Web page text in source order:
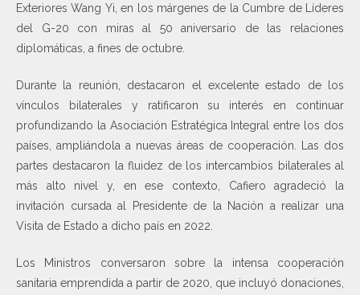
Exteriores Wang Yi, en los márgenes de la Cumbre de Líderes
del G-20 con miras al 50 aniversario de las relaciones
diplomáticas, a fines de octubre.
Durante la reunión, destacaron el excelente estado de los
vínculos bilaterales y ratificaron su interés en continuar
profundizando la Asociación Estratégica Integral entre los dos
países, ampliándola a nuevas áreas de cooperación. Las dos
partes destacaron la fluidez de los intercambios bilaterales al
más alto nivel y, en ese contexto, Cafiero agradeció la
invitación cursada al Presidente de la Nación a realizar una
Visita de Estado a dicho país en 2022.
Los Ministros conversaron sobre la intensa cooperación
sanitaria emprendida a partir de 2020, que incluyó donaciones,